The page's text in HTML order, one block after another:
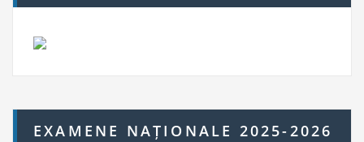
EXAMENE NAȚIONALE 2025-2026